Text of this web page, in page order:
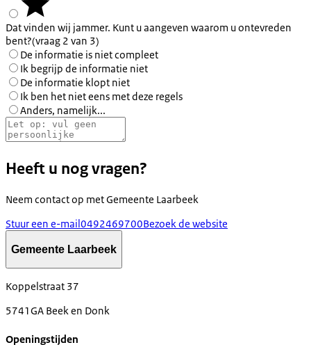
Dat vinden wij jammer. Kunt u aangeven waarom u ontevreden
bent?(vraag 2 van 3)
De informatie is niet compleet
Ik begrijp de informatie niet
De informatie klopt niet
Ik ben het niet eens met deze regels
Anders, namelijk...
Heeft u nog vragen?
Neem contact op metGemeente Laarbeek
Stuur een e-mail0492469700Bezoek de website
Gemeente Laarbeek
Koppelstraat 37
5741GA Beek en Donk
Openingstijden